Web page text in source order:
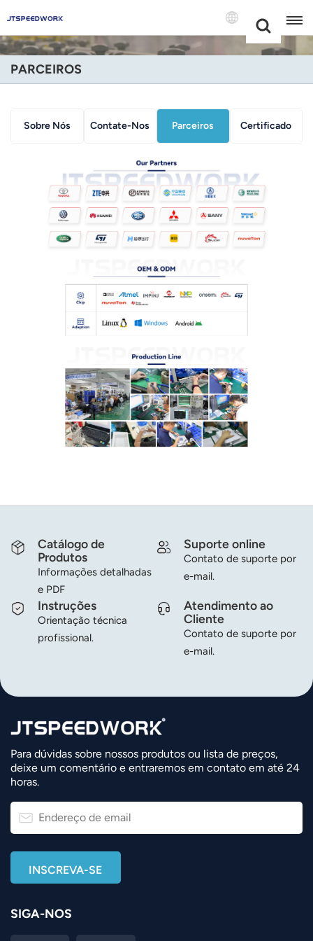
+86 -18681515767
English
Русский
Italiano
Español
Português
日语
한국어
Türk
แบบไทย
Indonesia
norsk
PARCEIROS
Sobre Nós Contate-Nos Parceiros Certificado
Catálogo de
Produtos
Informações detalhadas
e PDF
Suporte online
Contato de suporte por
e-mail.
Instruções
Orientação técnica
profissional.
Atendimento ao
Cliente
Contato de suporte por
e-mail.
Para dúvidas sobre nossos produtos ou lista de preços,
deixe um comentário e entraremos em contato em até 24
horas.
SIGA-NOS